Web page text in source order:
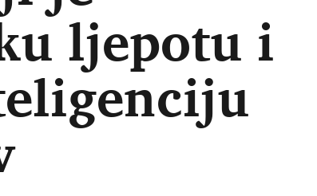
ljepotu i